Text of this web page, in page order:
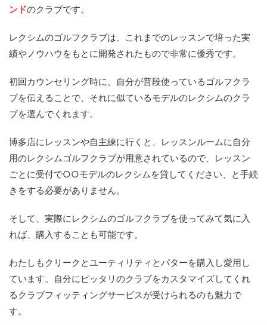
ンドのクラブです。
レクシムのゴルフクラブは、これまでのレッスンで培った実
績やノウハウをもとに開発されたもので非常に優秀です。
初回カウンセリング時に、自分が普段使っているゴルフクラ
ブを伝えることで、それに似ているモデルのレクシムのクラ
ブを選んでくれます。
博多店にレッスンや自主練に行くと、レッスンルームに自分
用のレクシムゴルフクラブが用意されているので、レッスン
ごとに受付で○○モデルのレクシムを貸してください、と手続
きをする必要がありません。
そして、実際にレクシムのゴルフクラブを使ってみて気に入
れば、購入することも可能です。
わたしもクリークとユーティリティとパターを購入し愛用し
ています。自分にピッタリのクラブをカスタマイズしてくれ
るクラブフィッティングサービスが受けられるのも魅力で
す。